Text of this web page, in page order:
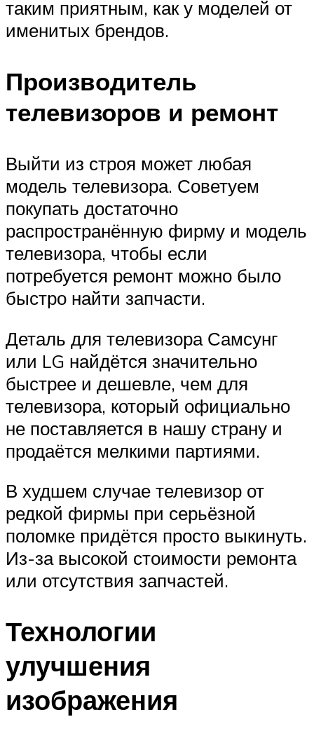
таким приятным, как у моделей от
именитых брендов.
Производитель
телевизоров и ремонт
Выйти из строя может любая
модель телевизора. Советуем
покупать достаточно
распространённую фирму и модель
телевизора, чтобы если
потребуется ремонт можно было
быстро найти запчасти.
Деталь для телевизора Самсунг
или LG найдётся значительно
быстрее и дешевле, чем для
телевизора, который официально
не поставляется в нашу страну и
продаётся мелкими партиями.
В худшем случае телевизор от
редкой фирмы при серьёзной
поломке придётся просто выкинуть.
Из-за высокой стоимости ремонта
или отсутствия запчастей.
Технологии
улучшения
изображения